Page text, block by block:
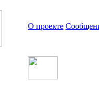
О проекте